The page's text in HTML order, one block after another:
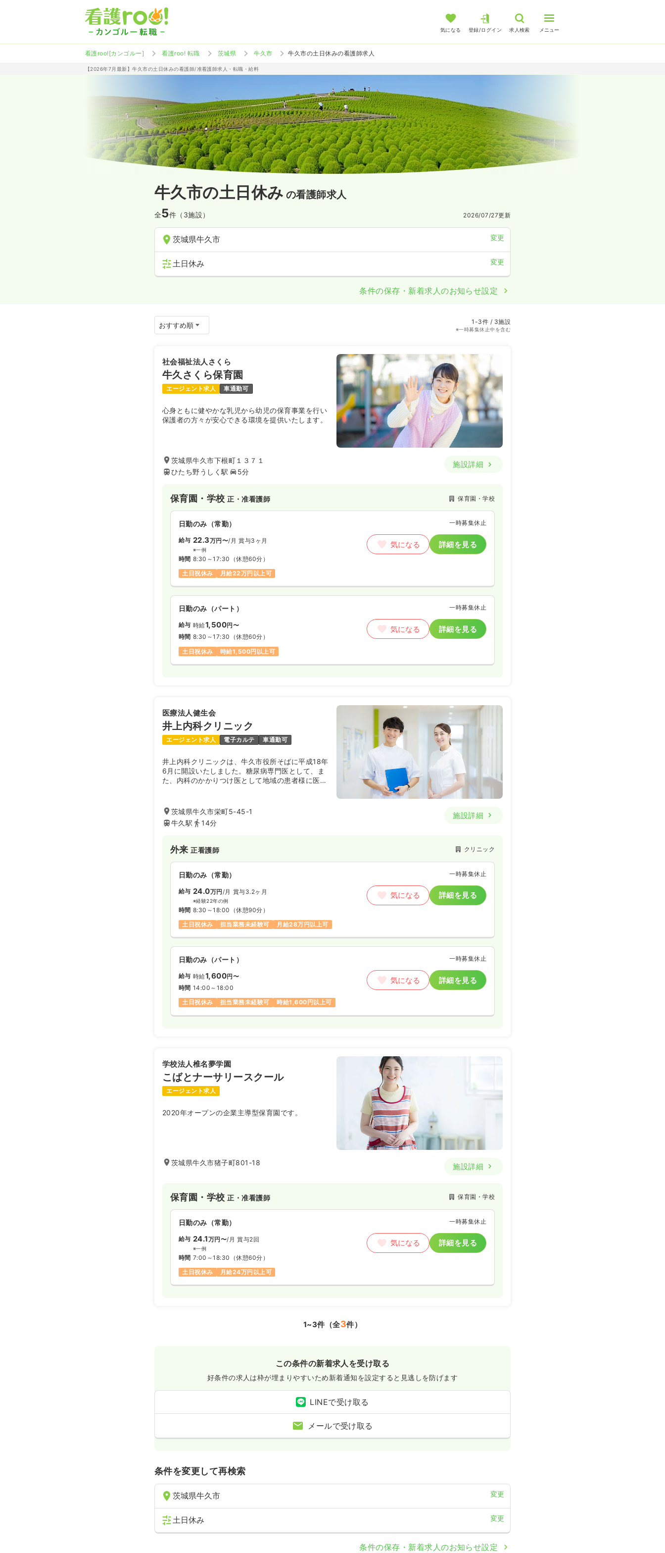
気になる 登録/ログイン 求人検索 メニュー
看護roo![カンゴルー] 看護roo! 転職 茨城県 牛久市 牛久市の土日休みの看護師求人
【2026年7月最新】牛久市の土日休みの看護師/准看護師求人・転職・給料
牛久市の土日休み の看護師求人
全5件（3施設） 2026/07/27更新
茨城県牛久市 変更
土日休み 変更
条件の保存・新着求人のお知らせ設定
1-3件 / 3施設
※一時募集休止中を含む
社会福祉法人さくら
牛久さくら保育園
エージェント求人 車通勤可
心身ともに健やかな乳児から幼児の保育事業を行い
​保護者の方々が安心できる環境を提供いたします。
茨城県牛久市下根町１３７１
ひたち野うしく駅
5分
施設詳細
保育園・学校正・准看護師 保育園・学校
日勤のみ（常勤） 一時募集休止
給与 22.3万円〜/月 賞与3ヶ月
※一例
時間 8:30～17:30 （休憩60分）
土日祝休み
月給22万円以上可
気になる 詳細を見る
日勤のみ（パート） 一時募集休止
給与 時給1,500円〜
時間 8:30～17:30 （休憩60分）
土日祝休み
時給1,500円以上可
気になる 詳細を見る
医療法人健生会
井上内科クリニック
エージェント求人 電子カルテ 車通勤可
井上内科クリニックは、牛久市役所そばに平成18年
6月に開設いたしました。糖尿病専門医として、ま
た、内科のかかりつけ医として地域の患者様に医療
考えた子育て支援に力を入れています。
茨城県牛久市栄町5-45-1
牛久駅
14分
施設詳細
外来正看護師 クリニック
日勤のみ（常勤） 一時募集休止
給与 24.0万円 /月 賞与3.2ヶ月
※経験22年の例
時間 8:30～18:00 （休憩90分）
土日祝休み
担当業務未経験可 月給28万円以上可
気になる 詳細を見る
日勤のみ（パート） 一時募集休止
給与 時給1,600円〜
時間 14:00～18:00
土日祝休み
担当業務未経験可 時給1,600円以上可
気になる 詳細を見る
学校法人椎名夢学園
こばとナーサリースクール
エージェント求人
2020年オープンの企業主導型保育園です。
茨城県牛久市猪子町801-18 施設詳細
保育園・学校正・准看護師 保育園・学校
日勤のみ（常勤） 一時募集休止
給与 24.1万円〜/月 賞与2回
※一例
時間 7:00～18:30 （休憩60分）
土日祝休み
月給24万円以上可
気になる 詳細を見る
1~3件（全3件）
この条件の新着求人を受け取る
好条件の求人は枠が埋まりやすいため新着通知を設定すると見逃しを防げます
LINEで受け取る
メールで受け取る
条件を変更して再検索
茨城県牛久市 変更
土日休み 変更
条件の保存・新着求人のお知らせ設定